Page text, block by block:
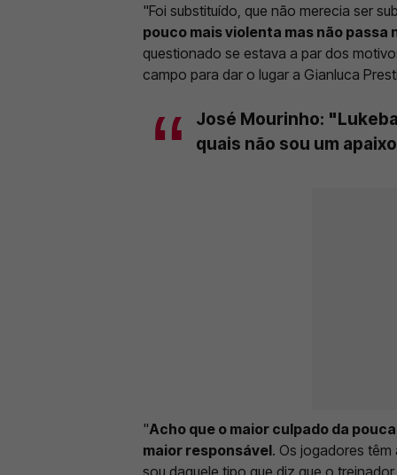
"Foi substituído, que não merecia ser
pouco mais violenta mas não passa
questionado se estava a par dos
campo para dar o lugar a Gianluca
José Mourinho:
quais não sou um
"Acho que o maior culpado da
maior responsável. Os jogadores
sou daquele tipo que diz que o